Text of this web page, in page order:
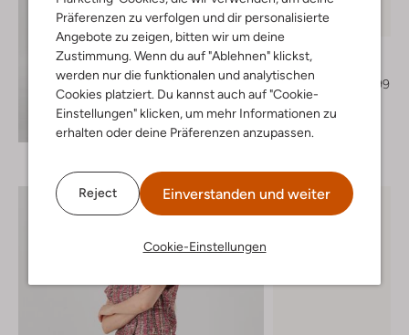
Präferenzen zu verfolgen und dir personalisierte
Angebote zu zeigen, bitten wir um deine
Zustimmung. Wenn du auf "Ablehnen" klickst,
werden nur die funktionalen und analytischen
Cookies platziert. Du kannst auch auf "Cookie-
Einstellungen" klicken, um mehr Informationen zu
erhalten oder deine Präferenzen anzupassen.
Reject Einverstanden und weiter
Cookie-Einstellungen
Entdecke den Look
-40%
Notre-V
Slingbacks
€ 139,99
€ 83,99
+ mehr farben